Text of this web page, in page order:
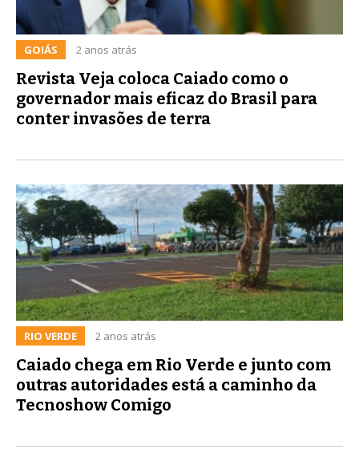
GOIÁS 2 anos atrás
Revista Veja coloca Caiado como o
governador mais eficaz do Brasil para
conter invasões de terra
RIO VERDE 2 anos atrás
Caiado chega em Rio Verde e junto com
outras autoridades está a caminho da
Tecnoshow Comigo